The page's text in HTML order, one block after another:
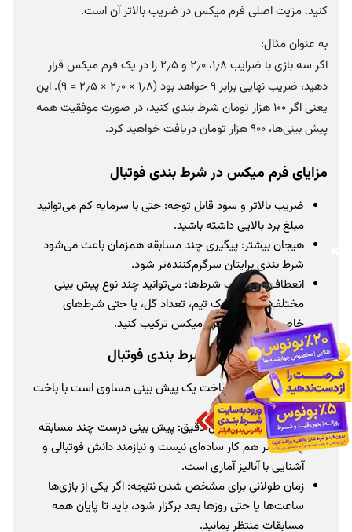
کنید. مزیت اصلی فرم میکس در ضریب بالاتر آن است.
به عنوان مثال:
اگر سه بازی با ضرایب ۱٫۸، ۲٫۰ و ۲٫۵ را در یک فرم میکس قرار
دهید، ضریب نهایی برابر ۹ خواهد بود (۱٫۸ × ۲٫۰ × ۲٫۵ = ۹). این
یعنی اگر ۱۰۰ هزار تومان شرط بندی کنید، در صورت موفقیت همه
پیش بینی‌ها، ۹۰۰ هزار تومان دریافت خواهید کرد.
مزایای فرم میکس در شرط بندی فوتبال
ضریب بالاتر و سود قابل توجه: حتی با سرمایه کم می‌توانید
مبلغ برد بالایی داشته باشید.
هیجان بیشتر: پیگیری چند مسابقه همزمان باعث می‌شود
شرط بندی برایتان سرگرم‌کننده‌تر شود.
انعطاف در انتخاب شرط‌ها: می‌توانید چند نوع پیش بینی
مختلف (مثل برد یک تیم، تعداد گل، یا حتی شرط‌های
خاص‌تر) را در یک فرم میکس ترکیب کنید.
معایب فرم میکس در شرط بندی فوتبال
ریسک بسیار بالا: باخت یک پیش بینی مساوی است با باخت
کل فرم.
نیاز به تجربه و تحلیل دقیق: پیش بینی درست چند مسابقه
پشت سر هم کار ساده‌ای نیست و نیازمند دانش فوتبالی و
آشنایی با آنالیز آماری است.
زمان طولانی برای مشخص شدن نتیجه: اگر یکی از بازی‌ها
ساعت‌ها یا حتی روزها بعد برگزار شود، باید تا پایان همه
مسابقات منتظر بمانید.